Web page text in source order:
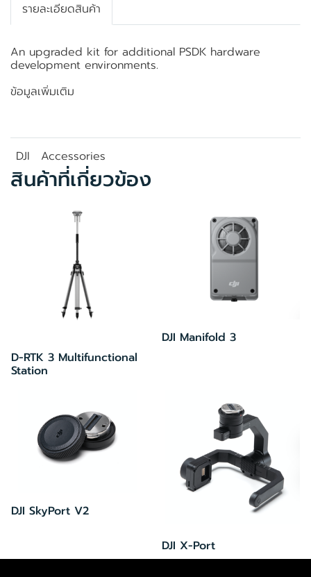
รายละเอียดสินค้า
An upgraded kit for additional PSDK hardware
development environments.
ข้อมูลเพิ่มเติม
DJI Accessories
สินค้าที่เกี่ยวข้อง
D-RTK 3 Multifunctional
Station
DJI Manifold 3
DJI SkyPort V2
DJI X-Port